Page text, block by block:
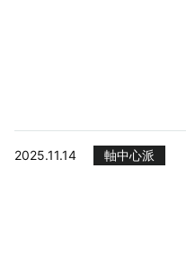
2025.11.14 軸中心派